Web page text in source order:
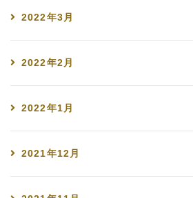
2022年3月
2022年2月
2022年1月
2021年12月